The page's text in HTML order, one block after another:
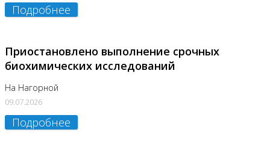
Подробнее
Приостановлено выполнение срочных
биохимических исследований
На Нагорной
09.07.2026
Подробнее